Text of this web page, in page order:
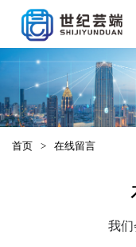
首页 > 在线留言
我